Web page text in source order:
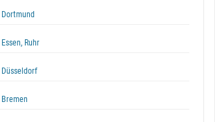
Dortmund
Essen, Ruhr
Düsseldorf
Bremen